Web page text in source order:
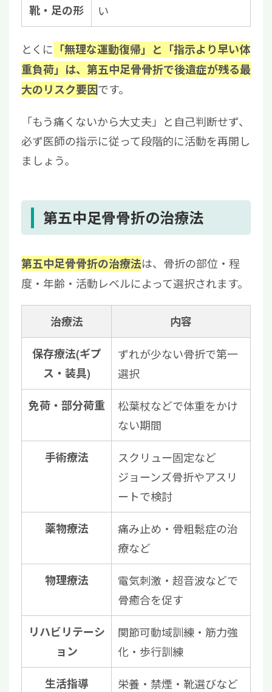
靴・足の形
い
とくに 「無理な運動復帰」と「指示より早い体
重負荷」は、第五中足骨骨折で後遺症が残る最
大のリスク要因です。
「もう痛くないから大丈夫」と自己判断せず、
必ず医師の指示に従って段階的に活動を再開し
ましょう。
第五中足骨骨折の治療法
第五中足骨骨折の治療法は、骨折の部位・程
度・年齢・活動レベルによって選択されます。
治療法 内容
保存療法(ギプ
ス・装具)
ずれが少ない骨折で第一
選択
免荷・部分荷重
松葉杖などで体重をかけ
ない期間
手術療法
スクリュー固定など
ジョーンズ骨折やアスリ
ートで検討
薬物療法
痛み止め・骨粗鬆症の治
療など
物理療法
電気刺激・超音波などで
骨癒合を促す
リハビリテーシ
ョン
関節可動域訓練・筋力強
化・歩行訓練
生活指導 栄養・禁煙・靴選びなど